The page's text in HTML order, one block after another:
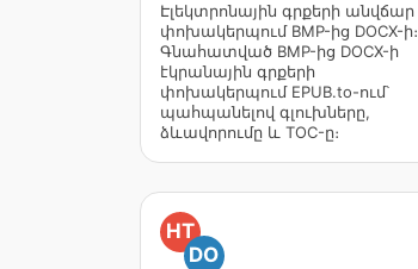
Էլեկտրոնային գրքերի անվճար
փոխակերպում BMP-ից DOCX-ի։
Գնահատված BMP-ից DOCX-ի
էկրանային գրքերի
փոխակերպում EPUB.to-ում՝
պահպանելով գլուխները,
ձևավորումը և TOC-ը։
HT
DO